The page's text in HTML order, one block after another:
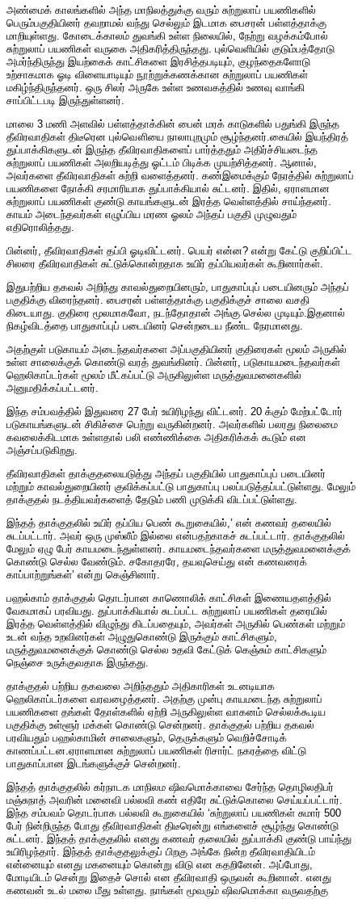
அண்மைக் காலங்களில் அந்த மாநிலத்துக்கு வரும் சுற்றுலாப் பயணிகளில்
பெரும்பகுதியினர் தவறாமல் வந்து செல்லும் இடமாக பைசரன் பள்ளத்தாக்கு
மாறியுள்ளது. கோடைக்காலம் துவங்கி உள்ள நிலையில், நேற்று வழக்கம்போல்
சுற்றுலாப் பயணிகள் வருகை அதிகரித்திருந்தது. புல்வெளியில் குடும்பத்தோடு
அமர்ந்திருந்து இயற்கைக் காட்சிகளை இரசித்தபடியும், குழந்தைகளோடு
உற்சாகமாக ஓடி விளையாடியும் நூற்றுக்கணக்கான சுற்றுலாப் பயணிகள்
மகிழ்ந்திருந்தனர். ஒரு சிலர் அருகே உள்ள உணவகத்தில் உணவு வாங்கி
சாப்பிட்டபடி இருந்துள்ளனர்.
மாலை 3 மணி அளவில் பள்ளத்தாக்கின் பைன் மரக் காடுகளில் பதுங்கி இருந்த
தீவிரவாதிகள் திடீரென புல்வௌியை நாலாபுறமும் சூழ்ந்தனர்.கையில் இயந்திரத்
துப்பாக்கிகளுடன் இருந்த தீவிரவாதிகளைப் பார்த்ததும் அதிர்ச்சியடைந்த
சுற்றுலாப் பயணிகள் அலறியடித்து ஓட்டம் பிடிக்க முயற்சித்தனர். ஆனால்,
அவர்களை தீவிரவாதிகள் சுற்றி வளைத்தனர். கண்இமைக்கும் நேரத்தில் சுற்றுலாப்
பயணிகளை நோக்கி சரமாரியாக துப்பாக்கியால் சுட்டனர். இதில், ஏராளமான
சுற்றுலாப் பயணிகள் குண்டு காயங்களுடன் இரத்த வெள்ளத்தில் சாய்ந்தனர்.
காயம் அடைந்தவர்கள் எழுப்பிய மரண ஓலம் அந்தப் பகுதி முழுவதும்
எதிரொலித்தது.
பின்னர், தீவிரவாதிகள் தப்பி ஓடிவிட்டனர். பெயர் என்ன? என்று கேட்டு குறிப்பிட்ட
சிலரை தீவிரவாதிகள் சுட்டுக்கொன்றதாக உயிர் தப்பியவர்கள் கூறினார்கள்.
இதுபற்றிய தகவல் அறிந்து காவல்துறையினரும், பாதுகாப்புப் படையினரும் அந்தப்
பகுதிக்கு விரைந்தனர். பைசரன் பள்ளத்தாக்கு பகுதிக்குச் சாலை வசதி
கிடையாது. குதிரை மூலமாகவோ, நடந்தோதான் அங்கு செல்ல முடியும்.இதனால்
நிகழ்விடத்தை பாதுகாப்புப் படையினர் சென்றடைய நீண்ட நேரமானது.
அதற்குள் படுகாயம் அடைந்தவர்களை அப்பகுதியினர் குதிரைகள் மூலம் அருகில்
உள்ள சாலைக்குக் கொண்டு வரத் துவங்கினர். பின்னர், படுகாயமடைந்தவர்கள்
ஹெலிகாப்டர்கள் மூலம் மீட்கப்பட்டு அருகிலுள்ள மருத்துவமனைகளில்
அனுமதிக்கப்பட்டனர்.
இந்த சம்பவத்தில் இதுவரை 27 பேர் உயிரிழந்து விட்டனர். 20 க்கும் மேற்பட்டோர்
படுகாயங்களுடன் சிகிச்சை பெற்று வருகின்றனர். அவர்களில் பலரது நிலைமை
கவலைக்கிடமாக உள்ளதால் பலி எண்ணிக்கை அதிகரிக்கக் கூடும் என
அஞ்சப்படுகிறது.
தீவிரவாதிகள் தாக்குதலையடுத்து அந்தப் பகுதியில் பாதுகாப்புப் படையினர்
மற்றும் காவல்துறையினர் குவிக்கப்பட்டு பாதுகாப்பு பலப்படுத்தப்பட்டுள்ளது. மேலும்
தாக்குதல் நடத்தியவர்களைத் தேடும் பணி முடுக்கி விடப்பட்டுள்ளது.
இந்தத் தாக்குதலில் உயிர் தப்பிய பெண் கூறுகையில்,’ என் கணவர் தலையில்
சுடப்பட்டார். அவர் ஒரு முஸ்லீம் இல்லை என்பதற்காகச் சுடப்பட்டார். தாக்குதலில்
மேலும் ஏழு பேர் காயமடைந்துள்ளனர். காயமடைந்தவர்களை மருத்துவமனைக்குக்
கொண்டு செல்ல வேண்டும். சகோதரரே, தயவுசெய்து என் கணவரைக்
காப்பாற்றுங்கள்’ என்று கெஞ்சினார்.
பஹல்காம் தாக்குதல் தொடர்பான காணொலிக் காட்சிகள் இணையதளத்தில்
வேகமாகப் பரவியது. துப்பாக்கியால் சுடப்பட்ட சுற்றுலாப் பயணிகள் தரையில்
இரத்த வெள்ளத்தில் விழுந்து கிடப்பதையும், அவர்கள் அருகில் ​​பெண்கள் மற்றும்
உடன் வந்த உறவினர்கள் அழுதுகொண்டு இருக்கும் காட்சிகளும்,
மருத்துவமனைக்குக் கொண்டு செல்ல உதவி கேட்டுக் கெஞ்சும் காட்சிகளும்
நெஞ்சை உருக்குவதாக இருந்தது.
தாக்குதல் பற்றிய தகவலை அறிந்ததும் அதிகாரிகள் உடனடியாக
ஹெலிகாப்டர்களை வரவழைத்தனர். அதற்கு முன்பு காயமடைந்த சுற்றுலாப்
பயணிகளை தங்கள் தோள்களில் ஏற்றி அருகிலுள்ள வாகனம் செல்லக்கூடிய
பகுதிக்கு உள்ளூர் மக்கள் கொண்டு சென்றனர். தாக்குதல் பற்றிய தகவல்
பரவியதும் பஹல்காமின் சாலைகளும், தெருக்களும் வெறிச்சோடிக்
காணப்பட்டன.ஏராளமான சுற்றுலாப் பயணிகள் ரிசார்ட் நகரத்தை விட்டு
பாதுகாப்பான இடங்களுக்குச் சென்றனர்.
இந்தத் தாக்குதலில் கர்நாடக மாநிலம ஷிவமொக்காவை சேர்ந்த தொழிலதிபர்
மஞ்சுநாத் அவரின் மனைவி பல்லவி கண் எதிரே சுட்டுக்கொலை செய்யப்பட்டார்.
இந்த சம்பவம் தொடர்பாக பல்லவி கூறுகையில் ‘சுற்றுலாப் பயணிகள் சுமார் 500
பேர் நின்றிருந்த போது தீவிரவாதிகள் திடீரென்று எங்களைச் சூழ்ந்து கொண்டு
சுட்டனர். இந்தத் தாக்குதலில் எனது கணவர் தலையில் துப்பாக்கி குண்டு பாய்ந்து
உயிரிழந்தார். இந்தத் தாக்குதலுக்குப் பிறகு அங்கே நின்ற தீவிரவாதியிடம்
என்னையும் எனது மகனையும் கொன்று விடு என கதறினேன். அப்போது,
மோடியிடம் சென்று இதைச் சொல் என தீவிரவாதி ஒருவன் கூறினான். எனது
கணவன் உடல் மலை மீது உள்ளது. நாங்கள் மூவரும் ஷிவமொக்கா வருவதற்கு